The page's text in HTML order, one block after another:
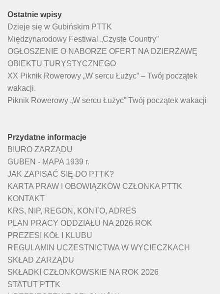
Ostatnie wpisy
Dzieje się w Gubińskim PTTK
Międzynarodowy Festiwal „Czyste Country”
OGŁOSZENIE O NABORZE OFERT NA DZIERŻAWĘ
OBIEKTU TURYSTYCZNEGO
XX Piknik Rowerowy „W sercu Łużyc” – Twój początek
wakacji.
Piknik Rowerowy „W sercu Łużyc” Twój początek wakacji
Przydatne informacje
BIURO ZARZĄDU
GUBEN - MAPA 1939 r.
JAK ZAPISAĆ SIĘ DO PTTK?
KARTA PRAW I OBOWIĄZKÓW CZŁONKA PTTK
KONTAKT
KRS, NIP, REGON, KONTO, ADRES
PLAN PRACY ODDZIAŁU NA 2026 ROK
PREZESI KÓŁ I KLUBU
REGULAMIN UCZESTNICTWA W WYCIECZKACH
SKŁAD ZARZĄDU
SKŁADKI CZŁONKOWSKIE NA ROK 2026
STATUT PTTK